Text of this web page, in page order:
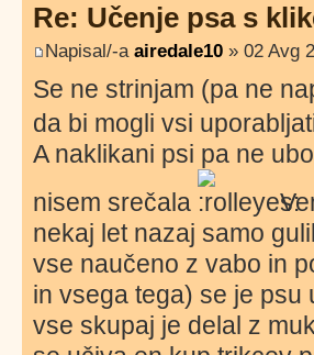
Re: Učenje psa s
Napisal/-a airedale10 » 02 Avg
Se ne strinjam (pa ne
da bi mogli vsi
A naklikani psi pa ne
nisem srečala
nekaj let nazaj samo
vse naučeno z vabo in
in vsega tega) se je psu
vse skupaj je delal z